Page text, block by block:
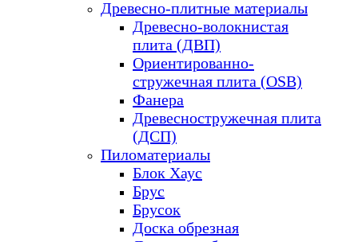
Древесно-плитные материалы
Древесно-волокнистая
плита (ДВП)
Ориентированно-
стружечная плита (OSB)
Фанера
Древесностружечная плита
(ДСП)
Пиломатериалы
Блок Хаус
Брус
Брусок
Доска обрезная